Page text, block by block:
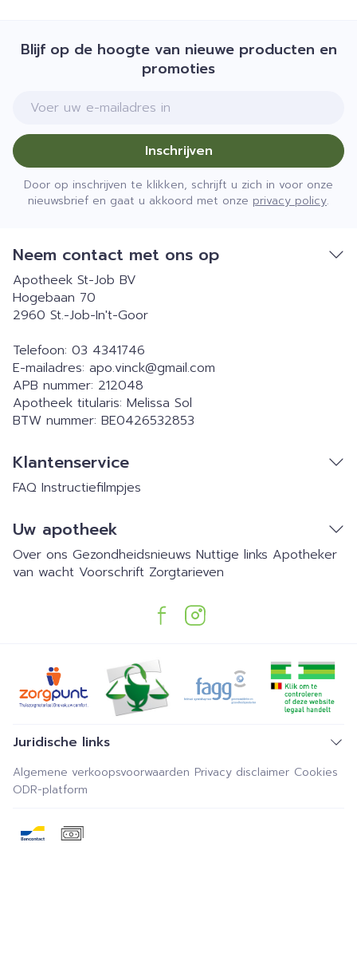
Blijf op de hoogte van nieuwe producten en
promoties
E-mail adres
Inschrijven
Door op inschrijven te klikken, schrijft u zich in voor onze
nieuwsbrief en gaat u akkoord met onze privacy policy.
Neem contact met ons op
Apotheek St-Job BV
Hogebaan 70
2960 St.-Job-In't-Goor
Telefoon: 03 4341746
E-mailadres: apo.vinck@gmail.com
APB nummer: 212048
Apotheek titularis: Melissa Sol
BTW nummer: BE0426532853
Klantenservice
FAQ Instructiefilmpjes
Uw apotheek
Over ons Gezondheidsnieuws Nuttige links Apotheker
van wacht Voorschrift Zorgtarieven
Juridische links
Algemene verkoopsvoorwaarden Privacy disclaimer Cookies
ODR-platform